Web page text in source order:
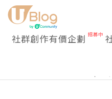
社群創作有價企劃